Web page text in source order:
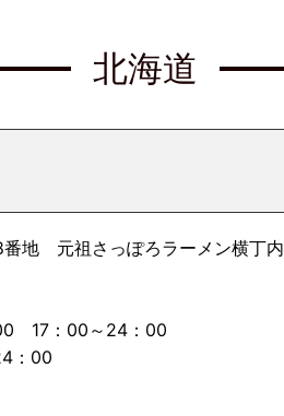
北海道
地 元祖さっぽろラーメン横丁内
17：00～24：00
：00